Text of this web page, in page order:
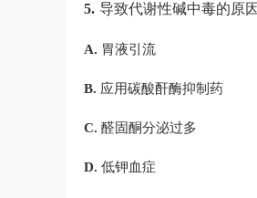
5. 导致代谢性碱中毒的原
A. 胃液引流
B. 应用碳酸酐酶抑制药
C. 醛固酮分泌过多
D. 低钾血症